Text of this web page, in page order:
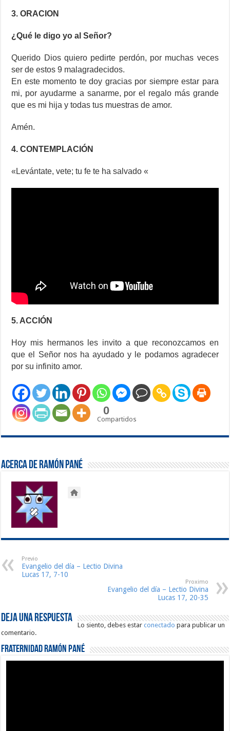
3. ORACION
¿Qué le digo yo al Señor?
Querido Dios quiero pedirte perdón, por muchas veces
ser de estos 9 malagradecidos.
En este momento te doy gracias por siempre estar para
mi, por ayudarme a sanarme, por el regalo más grande
que es mi hija y todas tus muestras de amor.
Amén.
4. CONTEMPLACIÓN
«Levántate, vete; tu fe te ha salvado «
5. ACCIÓN
Hoy mis hermanos les invito a que reconozcamos en
que el Señor nos ha ayudado y le podamos agradecer
por su infinito amor.
0
Compartidos
Acerca de Ramón Pané
Previo
Evangelio del día – Lectio Divina
Lucas 17, 7-10
Proximo
Evangelio del día – Lectio Divina
Lucas 17, 20-35
Deja una respuesta
Lo siento, debes estarconectado para publicar un
comentario.
Fraternidad Ramón Pané